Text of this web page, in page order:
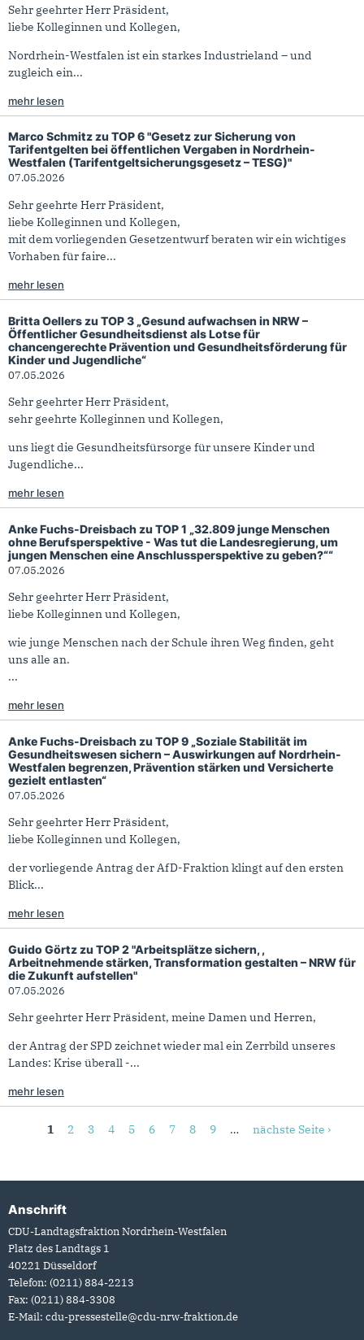
Sehr geehrter Herr Präsident,
liebe Kolleginnen und Kollegen,
Nordrhein-Westfalen ist ein starkes Industrieland – und
zugleich ein...
mehr lesen
Marco Schmitz zu TOP 6 "Gesetz zur Sicherung von
Tarifentgelten bei öffentlichen Vergaben in Nordrhein-
Westfalen (Tarifentgeltsicherungsgesetz – TESG)"
07.05.2026
Sehr geehrte Herr Präsident,
liebe Kolleginnen und Kollegen,
mit dem vorliegenden Gesetzentwurf beraten wir ein wichtiges
Vorhaben für faire...
mehr lesen
Britta Oellers zu TOP 3 „Gesund aufwachsen in NRW –
Öffentlicher Gesundheitsdienst als Lotse für
chancengerechte Prävention und Gesundheitsförderung für
Kinder und Jugendliche“
07.05.2026
Sehr geehrter Herr Präsident,
sehr geehrte Kolleginnen und Kollegen,
uns liegt die Gesundheitsfürsorge für unsere Kinder und
Jugendliche...
mehr lesen
Anke Fuchs-Dreisbach zu TOP 1 „32.809 junge Menschen
ohne Berufsperspektive - Was tut die Landesregierung, um
jungen Menschen eine Anschlussperspektive zu geben?““
07.05.2026
Sehr geehrter Herr Präsident,
liebe Kolleginnen und Kollegen,
wie junge Menschen nach der Schule ihren Weg finden, geht
uns alle an.
...
mehr lesen
Anke Fuchs-Dreisbach zu TOP 9 „Soziale Stabilität im
Gesundheitswesen sichern – Auswirkungen auf Nordrhein-
Westfalen begrenzen, Prävention stärken und Versicherte
gezielt entlasten“
07.05.2026
Sehr geehrter Herr Präsident,
liebe Kolleginnen und Kollegen,
der vorliegende Antrag der AfD-Fraktion klingt auf den ersten
Blick...
mehr lesen
Guido Görtz zu TOP 2 "Arbeitsplätze sichern, ,
Arbeitnehmende stärken, Transformation gestalten – NRW für
die Zukunft aufstellen"
07.05.2026
Sehr geehrter Herr Präsident, meine Damen und Herren,
der Antrag der SPD zeichnet wieder mal ein Zerrbild unseres
Landes: Krise überall -...
mehr lesen
Seiten
1 2 3 4 5 6 7 8 9 … nächste Seite ›
Fußbereich
Anschrift
CDU-Landtagsfraktion Nordrhein-Westfalen
Platz des Landtags 1
40221 Düsseldorf
Telefon: (0211) 884-2213
Fax: (0211) 884-3308
E-Mail: cdu-pressestelle@cdu-nrw-fraktion.de